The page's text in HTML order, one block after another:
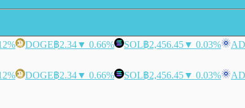
DOGE฿2.34▼ 0.66% SOL฿2,456.45▼ 0.03%
DOGE฿2.34▼ 0.66% SOL฿2,456.45▼ 0.03%